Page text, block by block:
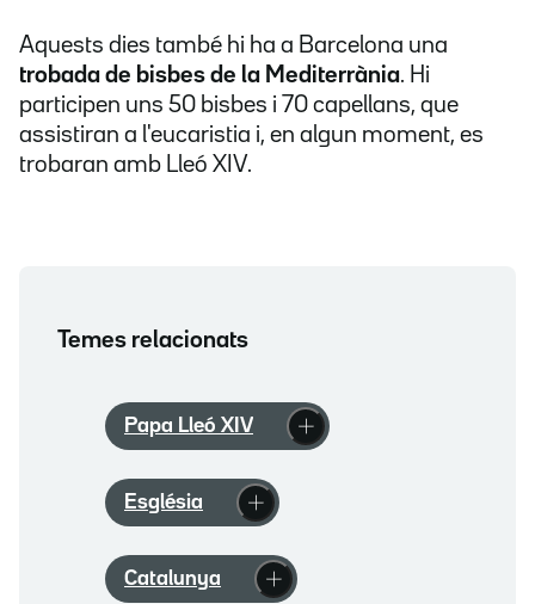
Aquests dies també hi ha a Barcelona una
trobada de bisbes de la Mediterrània. Hi
participen uns 50 bisbes i 70 capellans, que
assistiran a l'eucaristia i, en algun moment, es
trobaran amb Lleó XIV.
Temes relacionats
Papa Lleó XIV
Església
Catalunya